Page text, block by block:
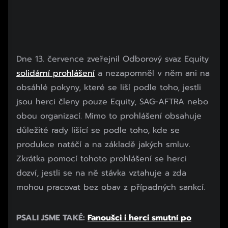
Dne 13. července zveřejnil Odborový svaz Equity
solidární prohlášení a nezapomněl v něm ani na
obsáhlé pokyny, které se liší podle toho, jestli
jsou herci členy pouze Equity, SAG-AFTRA nebo
obou organizací. Mimo to prohlášení obsahuje
důležité rady lišící se podle toho, kde se
produkce natáčí a na základě jakých smluv.
Zkrátka pomocí tohoto prohlášení se herci
dozví, jestli se na ně stávka vztahuje a zda
mohou pracovat bez obav z případných sankcí.
PSALI JSME TAKÉ: Fanoušci i herci smutní po